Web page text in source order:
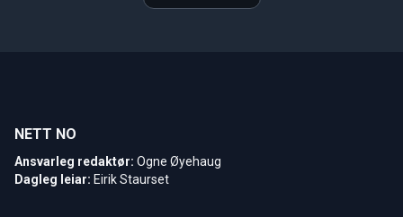
NETT NO
Ansvarleg redaktør: Ogne Øyehaug
Dagleg leiar: Eirik Staurset